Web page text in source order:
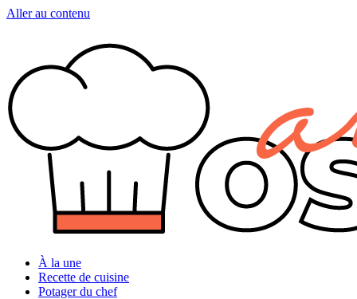
Aller au contenu
À la une
Recette de cuisine
Potager du chef